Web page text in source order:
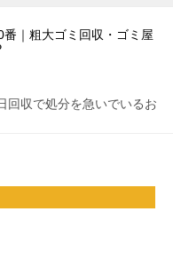
番｜粗大ゴミ回収・ゴミ屋
回収で処分を急いでいるお